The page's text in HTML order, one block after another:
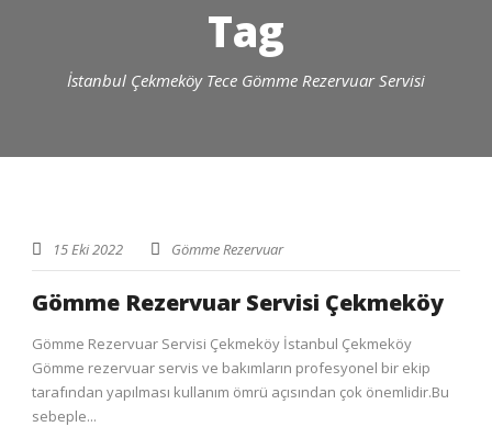
Tag
İstanbul Çekmeköy Tece Gömme Rezervuar Servisi
15 Eki 2022 Gömme Rezervuar
Gömme Rezervuar Servisi Çekmeköy
Gömme Rezervuar Servisi Çekmeköy İstanbul Çekmeköy
Gömme rezervuar servis ve bakımların profesyonel bir ekip
tarafından yapılması kullanım ömrü açısından çok önemlidir.Bu
sebeple...